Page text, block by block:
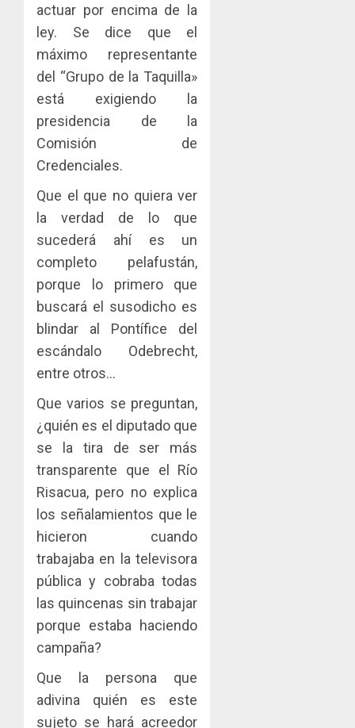
actuar por encima de la
ley. Se dice que el
máximo representante
del “Grupo de la Taquilla»
está exigiendo la
presidencia de la
Comisión de
Credenciales.
Que el que no quiera ver
la verdad de lo que
sucederá ahí es un
completo pelafustán,
porque lo primero que
buscará el susodicho es
blindar al Pontífice del
escándalo Odebrecht,
entre otros…
Que varios se preguntan,
¿quién es el diputado que
se la tira de ser más
transparente que el Río
Risacua, pero no explica
los señalamientos que le
hicieron cuando
trabajaba en la televisora
pública y cobraba todas
las quincenas sin trabajar
porque estaba haciendo
campaña?
Que la persona que
adivina quién es este
sujeto se hará acreedor